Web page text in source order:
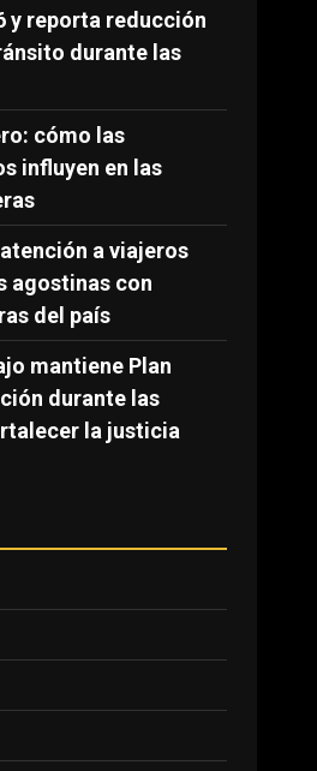
y reporta reducción
durante las
cómo las
influyen en las
a viajeros
agostinas con
del país
mantiene Plan
durante las
la justicia